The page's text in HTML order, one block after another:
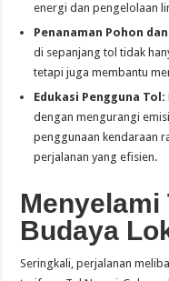
energi dan pengelolaan
Penanaman Pohon
di sepanjang tol tidak
tetapi juga membantu
Edukasi Pengguna Tol:
dengan mengurangi
penggunaan kendaraan
perjalanan yang efisien.
Menyelami
Budaya
Seringkali, perjalanan